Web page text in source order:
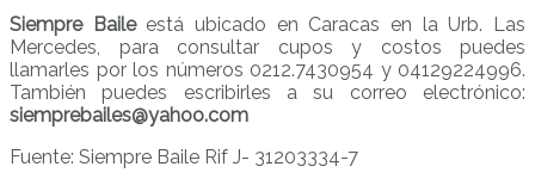
Siempre Baileestá ubicado en Caracas en la Urb. Las
Mercedes, para consultar cupos y costos puedes
llamarles por los números 0212.7430954 y 04129224996.
También puedes escribirles a su correo electrónico:
siemprebailes@yahoo.com
Fuente: Siempre Baile Rif J- 31203334-7